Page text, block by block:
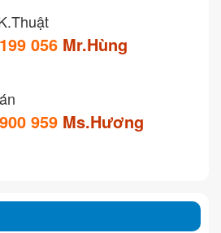
056 Mr.Hùng
959 Ms.Hương